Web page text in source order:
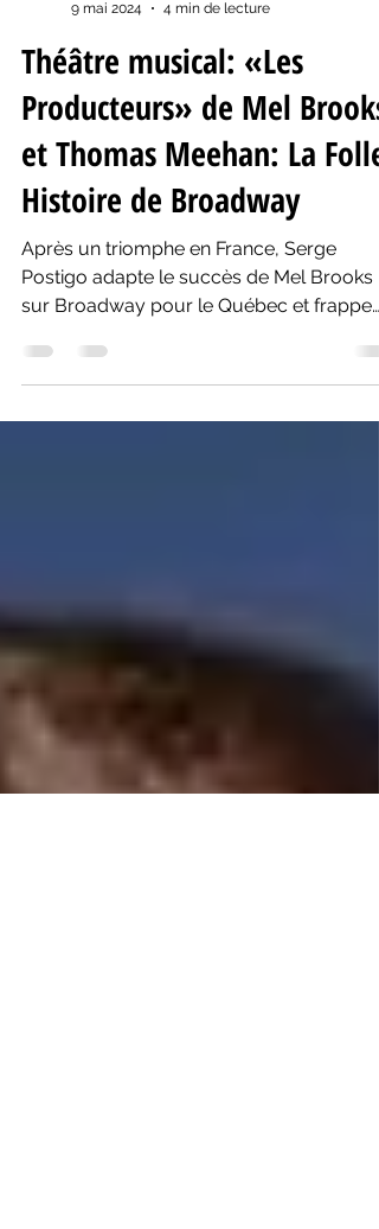
Yanik Comeau
9 mai 2024
4 min de lecture
Théâtre musical: «Les
Producteurs» de Mel Brooks
et Thomas Meehan: La Folle
Histoire de Broadway
Après un triomphe en France, Serge
Postigo adapte le succès de Mel Brooks